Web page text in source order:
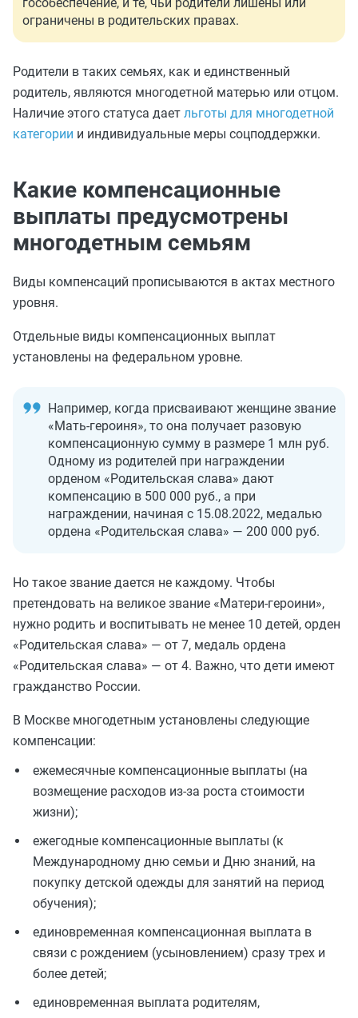
ограничены в родительских правах.
Родители в таких семьях, как и единственный
родитель, являются многодетной матерью или отцом.
Наличие этого статуса дает льготы для многодетной
категории и индивидуальные меры соцподдержки.
Какие компенсационные
выплаты предусмотрены
многодетным семьям
Виды компенсаций прописываются в актах местного
уровня.
Отдельные виды компенсационных выплат
установлены на федеральном уровне.
Например, когда присваивают женщине звание
«Мать-героиня», то она получает разовую
компенсационную сумму в размере 1 млн руб.
Одному из родителей при награждении
орденом «Родительская слава» дают
компенсацию в 500 000 руб., а при
награждении, начиная с 15.08.2022, медалью
ордена «Родительская слава» — 200 000 руб.
Но такое звание дается не каждому. Чтобы
претендовать на великое звание «Матери-героини»,
нужно родить и воспитывать не менее 10 детей, орден
«Родительская слава» — от 7, медаль ордена
«Родительская слава» — от 4. Важно, что дети имеют
гражданство России.
В Москве многодетным установлены следующие
компенсации:
ежемесячные компенсационные выплаты (на
возмещение расходов из-за роста стоимости
жизни);
ежегодные компенсационные выплаты (к
Международному дню семьи и Дню знаний, на
покупку детской одежды для занятий на период
обучения);
единовременная компенсационная выплата в
связи с рождением (усыновлением) сразу трех и
более детей;
единовременная выплата родителям,